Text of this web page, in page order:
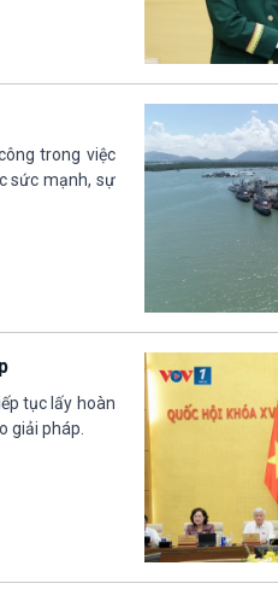
trong việc
sức mạnh, sự
tục lấy hoàn
giải pháp.